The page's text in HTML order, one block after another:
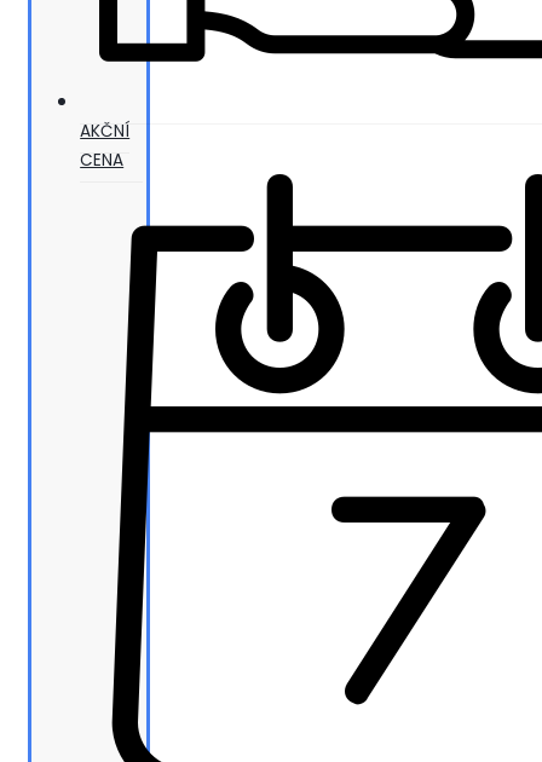
AKČNÍ
CENA